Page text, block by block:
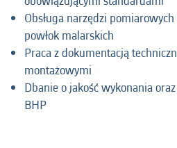
Obsługa narzędzi
powłok malarskich
Praca z dokumentacją
montażowymi
Dbanie o jakość wykonania
BHP